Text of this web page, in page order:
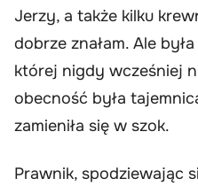
Jerzy, a także kilku
dobrze znałam. Ale
której nigdy wcześniej
obecność była
zamieniła się w szok.
Prawnik, spodziewając